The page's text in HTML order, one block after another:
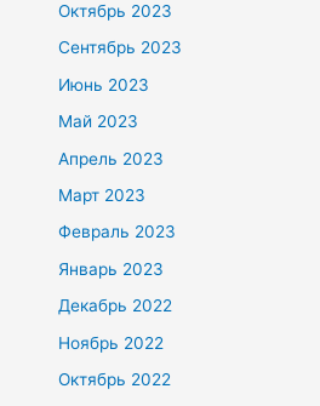
Октябрь 2023
Сентябрь 2023
Июнь 2023
Май 2023
Апрель 2023
Март 2023
Февраль 2023
Январь 2023
Декабрь 2022
Ноябрь 2022
Октябрь 2022